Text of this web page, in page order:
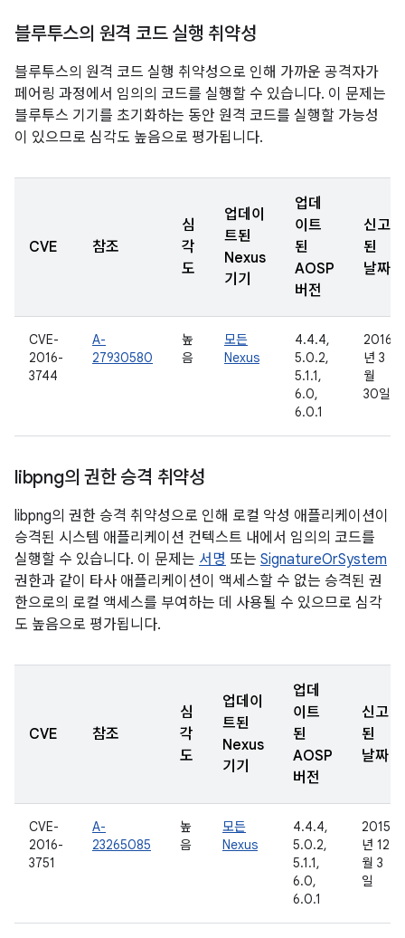
블루투스의 원격 코드 실행 취약성
블루투스의 원격 코드 실행 취약성으로 인해 가까운 공격자가
페어링 과정에서 임의의 코드를 실행할 수 있습니다. 이 문제는
블루투스 기기를 초기화하는 동안 원격 코드를 실행할 가능성
이 있으므로 심각도 높음으로 평가됩니다.
CVE 참조
심
각
도
업데이
트된
Nexus
기기
업데
이트
된
AOSP
버전
신고
된
날짜
CVE-
2016-
3744
A-
27930580
높
음
모든
Nexus
4.4.4,
5.0.2,
5.1.1,
6.0,
6.0.1
2016
년 3
월
30일
libpng의 권한 승격 취약성
libpng의 권한 승격 취약성으로 인해 로컬 악성 애플리케이션이
승격된 시스템 애플리케이션 컨텍스트 내에서 임의의 코드를
실행할 수 있습니다. 이 문제는 서명 또는 SignatureOrSystem
권한과 같이 타사 애플리케이션이 액세스할 수 없는 승격된 권
한으로의 로컬 액세스를 부여하는 데 사용될 수 있으므로 심각
도 높음으로 평가됩니다.
CVE 참조
심
각
도
업데이
트된
Nexus
기기
업데
이트
된
AOSP
버전
신고
된
날짜
CVE-
2016-
3751
A-
23265085
높
음
모든
Nexus
4.4.4,
5.0.2,
5.1.1,
6.0,
6.0.1
2015
년 12
월 3
일